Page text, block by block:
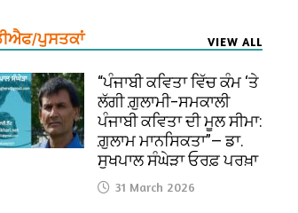
ਪੁਸਤਕਾਂ VIEW ALL
“ਪੰਜਾਬੀ ਕਵਿਤਾ ਵਿੱਚ ਕੰਮ ‘ਤੇ
ਲੱਗੀ ਗ਼ੁਲਾਮੀ–ਸਮਕਾਲੀ
ਪੰਜਾਬੀ ਕਵਿਤਾ ਦੀ ਮੂਲ ਸੀਮਾ:
ਗ਼ੁਲਾਮ ਮਾਨਸਿਕਤਾ”— ਡਾ.
ਸੁਖਪਾਲ ਸੰਘੇੜਾ ਓਰਫ਼ ਪਰਖ਼ਾ
31 March 2026